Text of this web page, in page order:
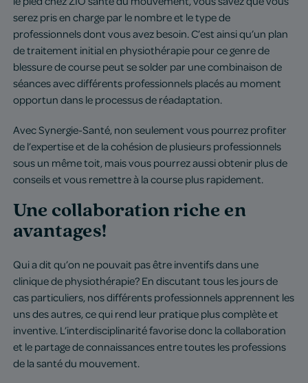
serez pris en charge par le nombre et le type de
professionnels dont vous avez besoin. C’est ainsi qu’un plan
de traitement initial en physiothérapie pour ce genre de
blessure de course peut se solder par une combinaison de
séances avec différents professionnels placés au moment
opportun dans le processus de réadaptation.
Avec Synergie-Santé, non seulement vous pourrez profiter
de l’expertise et de la cohésion de plusieurs professionnels
sous un même toit, mais vous pourrez aussi obtenir plus de
conseils et vous remettre à la course plus rapidement.
Une collaboration riche en
avantages!
Qui a dit qu’on ne pouvait pas être inventifs dans une
clinique de physiothérapie? En discutant tous les jours de
cas particuliers, nos différents professionnels apprennent les
uns des autres, ce qui rend leur pratique plus complète et
inventive. L’interdisciplinarité favorise donc la collaboration
et le partage de connaissances entre toutes les professions
de la santé du mouvement.